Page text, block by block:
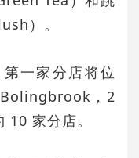
）。
一家分店将位
Bolingbrook，2
家分店。